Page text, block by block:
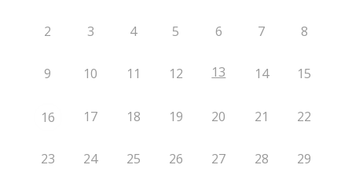
2 3 4 5 6 7 8
9 10 11 12 13 14 15
16 17 18 19 20 21 22
23 24 25 26 27 28 29